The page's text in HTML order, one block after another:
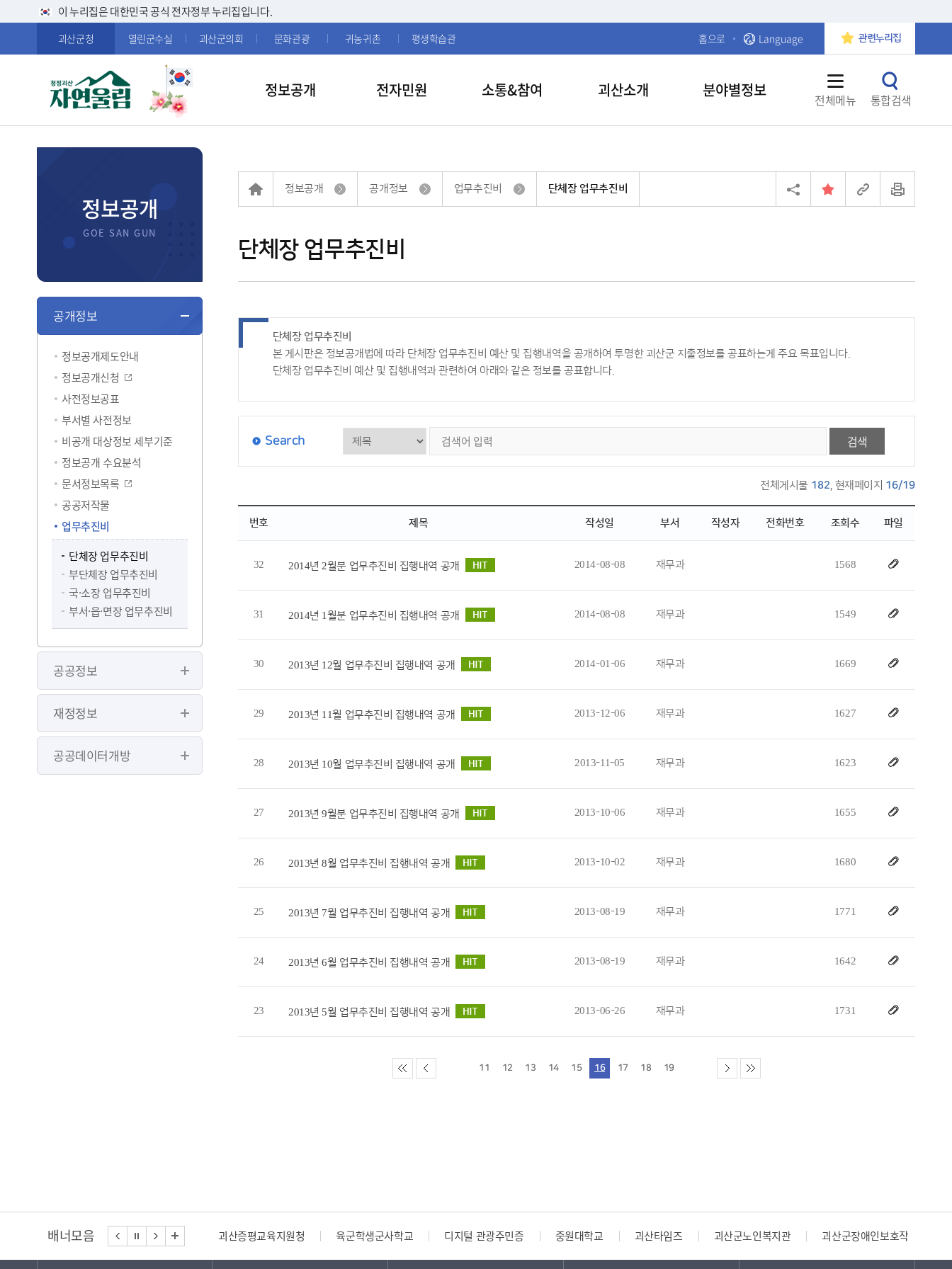
이 누리집은 대한민국 공식 전자정부 누리집입니다.
괴산군청 열린군수실 괴산군의회 문화관광 귀농귀촌 평생학습관 홈으로 Language 관련누리집
정보공개 전자민원 소통&참여 괴산소개 분야별정보 전체메뉴 통합검색
정보공개
공개정보
정보공개제도안내
정보공개신청
사전정보공표
부서별 사전정보
비공개 대상정보 세부기준
정보공개 수요분석
문서정보목록
공공저작물
업무추진비
단체장 업무추진비
부단체장 업무추진비
국·소장 업무추진비
부서·읍·면장 업무추진비
공공정보
재정정보
공공데이터개방
단체장 업무추진비
정보공개 공개정보 업무추진비 단체장 업무추진비
단체장 업무추진비
본 게시판은 정보공개법에 따라 단체장 업무추진비 예산 및 집행내역을 공개하여 투명한 괴산군 지출정보를 공표하는게 주요 목표입니다.
단체장 업무추진비 예산 및 집행내역과 관련하여 아래와 같은 정보를 공표합니다.
Search 검색
전체게시물 182, 현재페이지 16/19
번호 제목 작성일 부서 작성자 전화번호 조회수 파일
32 2014년 2월분 업무추진비 집행내역 공개 2014-08-08 재무과 1568
31 2014년 1월분 업무추진비 집행내역 공개 2014-08-08 재무과 1549
30 2013년 12월 업무추진비 집행내역 공개 2014-01-06 재무과 1669
29 2013년 11월 업무추진비 집행내역 공개 2013-12-06 재무과 1627
28 2013년 10월 업무추진비 집행내역 공개 2013-11-05 재무과 1623
27 2013년 9월분 업무추진비 집행내역 공개 2013-10-06 재무과 1655
26 2013년 8월 업무추진비 집행내역 공개 2013-10-02 재무과 1680
25 2013년 7월 업무추진비 집행내역 공개 2013-08-19 재무과 1771
24 2013년 6월 업무추진비 집행내역 공개 2013-08-19 재무과 1642
23 2013년 5월 업무추진비 집행내역 공개 2013-06-26 재무과 1731
11 12 13 14 15 16 17 18 19
배너모음 괴산증평교육지원청 육군학생군사학교 디지털 관광주민증 중원대학교 괴산타임즈 괴산군노인복지관 괴산군장애인보호작업장